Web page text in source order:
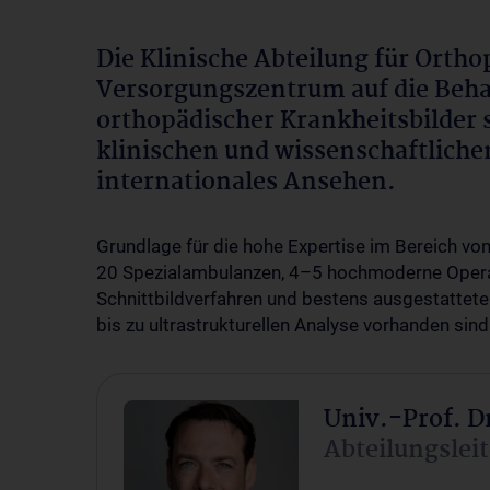
Die Klinische Abteilung für
Versorgungszentrum auf die
orthopädischer
klinischen und
internationales Ansehen.
Grundlage für die hohe Expertise im Bereich
20 Spezialambulanzen, 4–5 hochmoderne
Schnittbildverfahren und bestens
bis zu ultrastrukturellen Analyse vorhanden
Univ.-Prof.